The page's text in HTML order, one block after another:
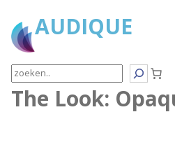
AUDIQUE
Search
The Look: